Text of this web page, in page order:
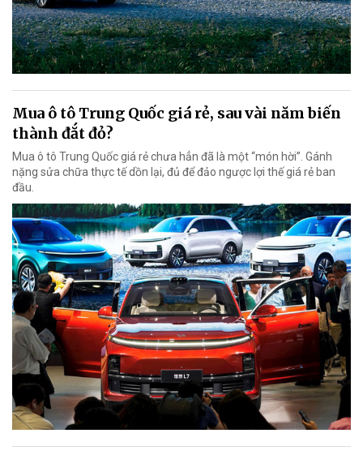
Mua ô tô Trung Quốc giá rẻ, sau vài năm biến
thành đắt đỏ?
Mua ô tô Trung Quốc giá rẻ chưa hẳn đã là một “món hời”. Gánh
nặng sửa chữa thực tế dồn lại, đủ để đảo ngược lợi thế giá rẻ ban
đầu.